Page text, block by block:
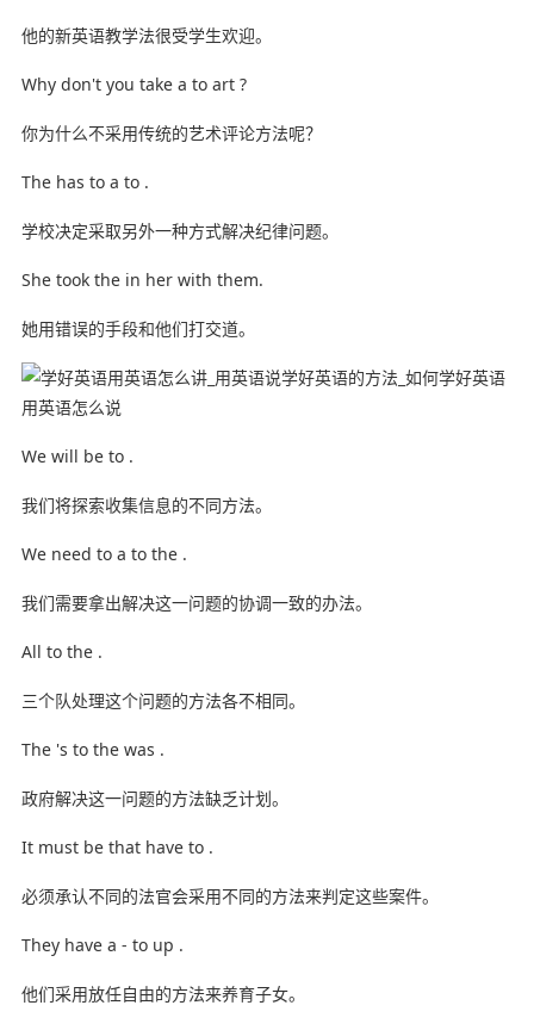
他的新英语教学法很受学生欢迎。
Why don't you take a to art ?
你为什么不采用传统的艺术评论方法呢？
The has to a to .
学校决定采取另外一种方式解决纪律问题。
She took the in her with them.
她用错误的手段和他们打交道。
We will be to .
我们将探索收集信息的不同方法。
We need to a to the .
我们需要拿出解决这一问题的协调一致的办法。
All to the .
三个队处理这个问题的方法各不相同。
The 's to the was .
政府解决这一问题的方法缺乏计划。
It must be that have to .
必须承认不同的法官会采用不同的方法来判定这些案件。
They have a - to up .
他们采用放任自由的方法来养育子女。